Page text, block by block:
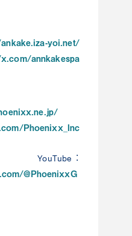
yoi.net/
annkakespa
Phoenixx_Inc
@PhoenixxG